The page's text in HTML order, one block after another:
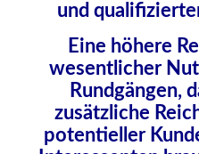
und
Eine höhere
wesentlicher
Rundgängen,
zusätzliche
potentieller